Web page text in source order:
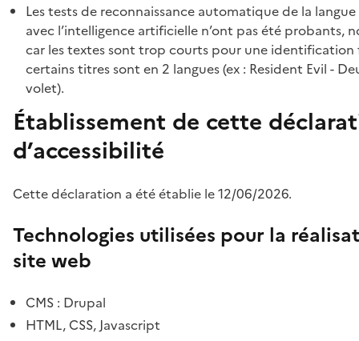
Les tests de reconnaissance automatique de la langue
avec l’intelligence artificielle n’ont pas été probants,
car les textes sont trop courts pour une identification
certains titres sont en 2 langues (ex : Resident Evil -
volet).
Établissement de cette
d’accessibilité
Cette déclaration a été établie le 12/06/2026.
Technologies utilisées pour la
site web
CMS : Drupal
HTML, CSS, Javascript